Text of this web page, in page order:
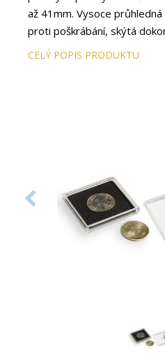
až 41mm. Vysoce
proti poškrábání, skýtá
mince. S uzávěrem, který
CELÝ POPIS PRODUKTU